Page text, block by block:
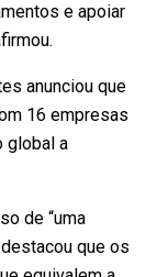
e apoiar
anunciou que
16 empresas
global a
de “uma
que os